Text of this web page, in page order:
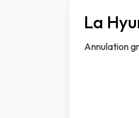
La
Annulation